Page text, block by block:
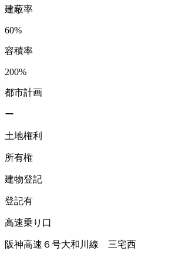
建蔽率
60%
容積率
200%
都市計画
ー
土地権利
所有権
建物登記
登記有
高速乗り口
阪神高速６号大和川線 三宅西